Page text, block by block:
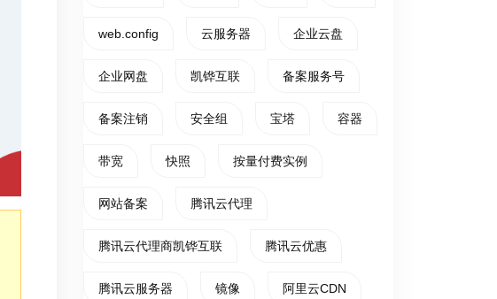
web.config 云服务器 企业云盘
企业网盘 凯铧互联 备案服务号
备案注销 安全组 宝塔 容器
带宽 快照 按量付费实例
网站备案 腾讯云代理
腾讯云代理商凯铧互联 腾讯云优惠
腾讯云服务器 镜像 阿里云CDN